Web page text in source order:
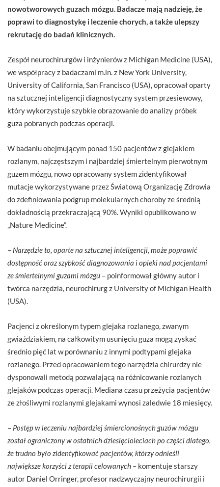
nowotworowych guzach mózgu. Badacze mają nadzieję, że
poprawi to diagnostykę i leczenie chorych, a także ulepszy
rekrutację do badań klinicznych.
Zespół neurochirurgów i inżynierów z Michigan Medicine (USA),
we współpracy z badaczami m.in. z New York University,
University of California, San Francisco (USA), opracował oparty
na sztucznej inteligencji diagnostyczny system przesiewowy,
który wykorzystuje szybkie obrazowanie do analizy próbek
guza pobranych podczas operacji.
W badaniu obejmującym ponad 150 pacjentów z glejakiem
rozlanym, najczęstszym i najbardziej śmiertelnym pierwotnym
guzem mózgu, nowo opracowany system zidentyfikował
mutacje wykorzystywane przez Światową Organizację Zdrowia
do zdefiniowania podgrup molekularnych choroby ze średnią
dokładnością przekraczającą 90%. Wyniki opublikowano w
„Nature Medicine”.
– Narzędzie to, oparte na sztucznej inteligencji, może poprawić
dostępność oraz szybkość diagnozowania i opieki nad pacjentami
ze śmiertelnymi guzami mózgu – poinformował główny autor i
twórca narzędzia, neurochirurg z University of Michigan Health
(USA).
Pacjenci z określonym typem glejaka rozlanego, zwanym
gwiaździakiem, na całkowitym usunięciu guza mogą zyskać
średnio pięć lat w porównaniu z innymi podtypami glejaka
rozlanego. Przed opracowaniem tego narzędzia chirurdzy nie
dysponowali metodą pozwalającą na różnicowanie rozlanych
glejaków podczas operacji. Mediana czasu przeżycia pacjentów
ze złośliwymi rozlanymi glejakami wynosi zaledwie 18 miesięcy.
– Postęp w leczeniu najbardziej śmiercionośnych guzów mózgu
został ograniczony w ostatnich dziesięcioleciach po części dlatego,
że trudno było zidentyfikować pacjentów, którzy odnieśli
największe korzyści z terapii celowanych – komentuje starszy
autor Daniel Orringer, profesor nadzwyczajny neurochirurgii i